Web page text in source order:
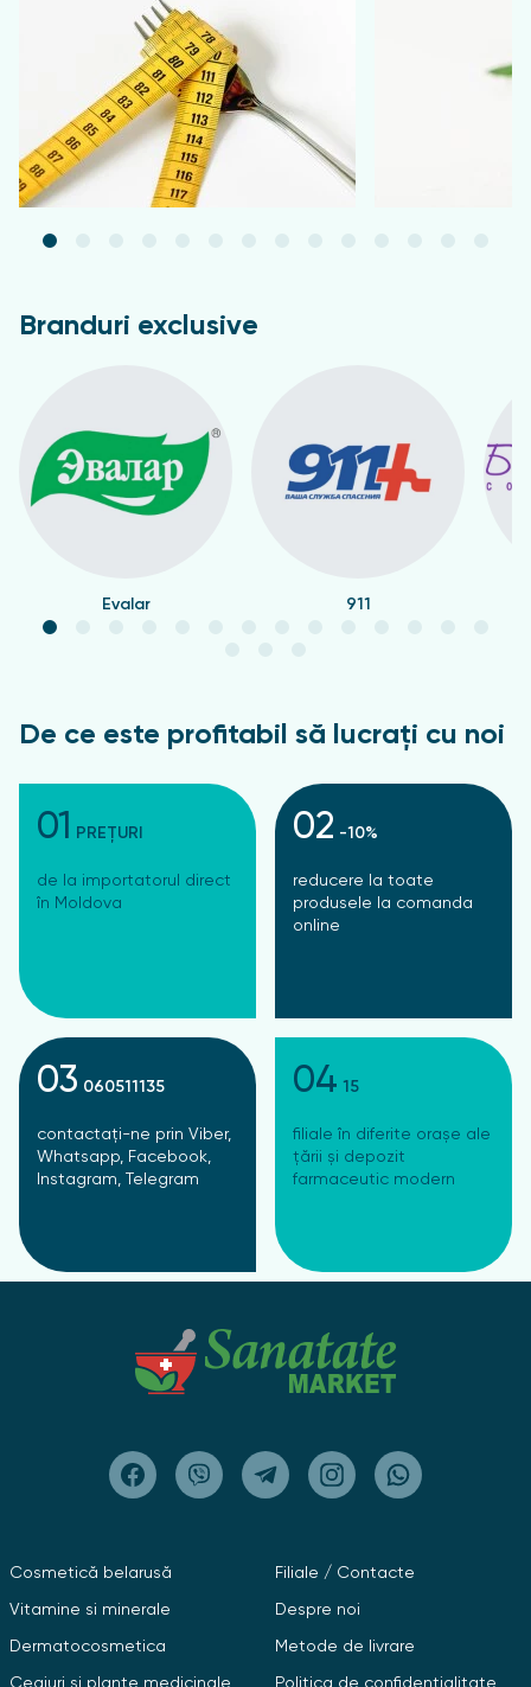
Branduri exclusive
Evalar 911
De ce este profitabil să lucrați cu noi
01 PREȚURI
de la importatorul direct
în Moldova
02 -10%
reducere la toate
produsele la comanda
online
03 060511135
contactați-ne prin Viber,
Whatsapp, Facebook,
Instagram, Telegram
04 15
filiale în diferite orașe ale
țării și depozit
farmaceutic modern
Cosmetică belarusă
Vitamine si minerale
Dermatocosmetica
Ceaiuri și plante medicinale
Filiale / Contacte
Despre noi
Metode de livrare
Politica de confidențialitate